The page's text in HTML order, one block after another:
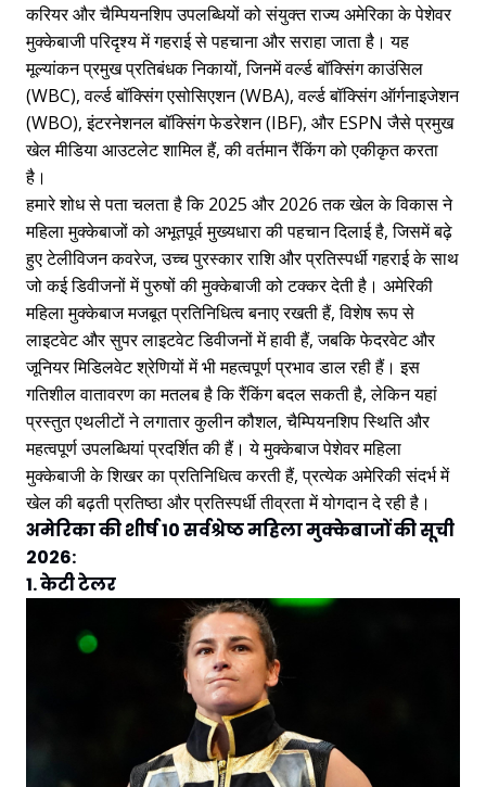
करियर और चैम्पियनशिप उपलब्धियों को संयुक्त राज्य अमेरिका के पेशेवर
मुक्केबाजी परिदृश्य में गहराई से पहचाना और सराहा जाता है। यह
मूल्यांकन प्रमुख प्रतिबंधक निकायों, जिनमें वर्ल्ड बॉक्सिंग काउंसिल
(WBC), वर्ल्ड बॉक्सिंग एसोसिएशन (WBA), वर्ल्ड बॉक्सिंग ऑर्गनाइजेशन
(WBO), इंटरनेशनल बॉक्सिंग फेडरेशन (IBF), और ESPN जैसे प्रमुख
खेल मीडिया आउटलेट शामिल हैं, की वर्तमान रैंकिंग को एकीकृत करता
है।
हमारे शोध से पता चलता है कि 2025 और 2026 तक खेल के विकास ने
महिला मुक्केबाजों को अभूतपूर्व मुख्यधारा की पहचान दिलाई है, जिसमें बढ़े
हुए टेलीविजन कवरेज, उच्च पुरस्कार राशि और प्रतिस्पर्धी गहराई के साथ
जो कई डिवीजनों में पुरुषों की मुक्केबाजी को टक्कर देती है। अमेरिकी
महिला मुक्केबाज मजबूत प्रतिनिधित्व बनाए रखती हैं, विशेष रूप से
लाइटवेट और सुपर लाइटवेट डिवीजनों में हावी हैं, जबकि फेदरवेट और
जूनियर मिडिलवेट श्रेणियों में भी महत्वपूर्ण प्रभाव डाल रही हैं। इस
गतिशील वातावरण का मतलब है कि रैंकिंग बदल सकती है, लेकिन यहां
प्रस्तुत एथलीटों ने लगातार कुलीन कौशल, चैम्पियनशिप स्थिति और
महत्वपूर्ण उपलब्धियां प्रदर्शित की हैं। ये मुक्केबाज पेशेवर महिला
मुक्केबाजी के शिखर का प्रतिनिधित्व करती हैं, प्रत्येक अमेरिकी संदर्भ में
खेल की बढ़ती प्रतिष्ठा और प्रतिस्पर्धी तीव्रता में योगदान दे रही है।
अमेरिका की शीर्ष 10 सर्वश्रेष्ठ महिला मुक्केबाजों की सूची
2026:
1. केटी टेलर